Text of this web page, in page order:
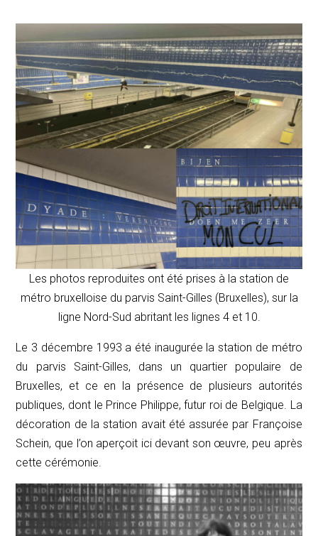
Les photos reproduites ont été prises à la station de
métro bruxelloise du parvis Saint-Gilles (Bruxelles), sur la
ligne Nord-Sud abritant les lignes 4 et 10.
Le 3 décembre 1993 a été inaugurée la station de métro
du parvis Saint-Gilles, dans un quartier populaire de
Bruxelles, et ce en la présence de plusieurs autorités
publiques, dont le Prince Philippe, futur roi de Belgique. La
décoration de la station avait été assurée par Françoise
Schein, que l’on aperçoit ici devant son œuvre, peu après
cette cérémonie.